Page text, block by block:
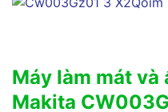
Máy làm mát và
Makita